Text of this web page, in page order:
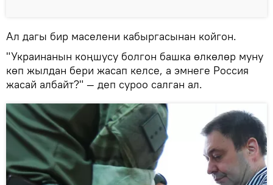
Ал дагы бир маселени кабыргасынан койгон.
"Украинанын коңшусу болгон башка өлкөлөр муну
көп жылдан бери жасап келсе, а эмнеге Россия
жасай албайт?" — деп суроо салган ал.